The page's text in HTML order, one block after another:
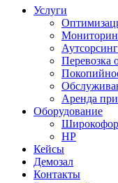
Услуги
Перевозка
Аренда
Оборудование
HP
Кейсы
Демозал
Контакты